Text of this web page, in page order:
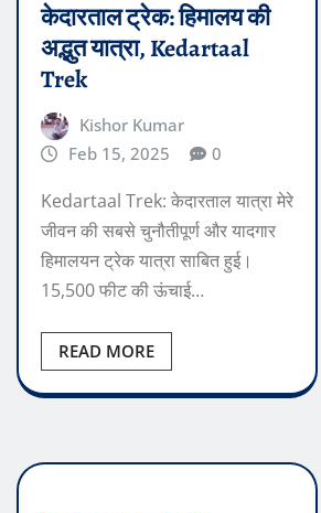
केदारताल ट्रेक: हिमालय की
अद्भुत यात्रा, Kedartaal
Trek
Kishor Kumar
Feb 15, 2025
0
Kedartaal Trek: केदारताल यात्रा मेरे
जीवन की सबसे चुनौतीपूर्ण और यादगार
हिमालयन ट्रेक यात्रा साबित हुई।
15,500 फीट की ऊंचाई…
READ MORE